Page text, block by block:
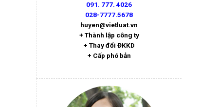
091. 777. 4026
028-7777.5678
huyen@vietluat.vn
+ Thành lập công ty
+ Thay đổi ĐKKD
+ Cấp phó bản